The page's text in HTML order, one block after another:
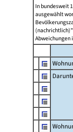
In bundesweit
ausgewählt
Abweichungen